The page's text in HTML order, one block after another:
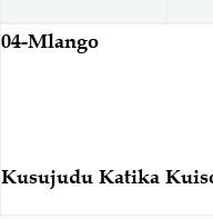
04-Mlango
Kusujudu Katika